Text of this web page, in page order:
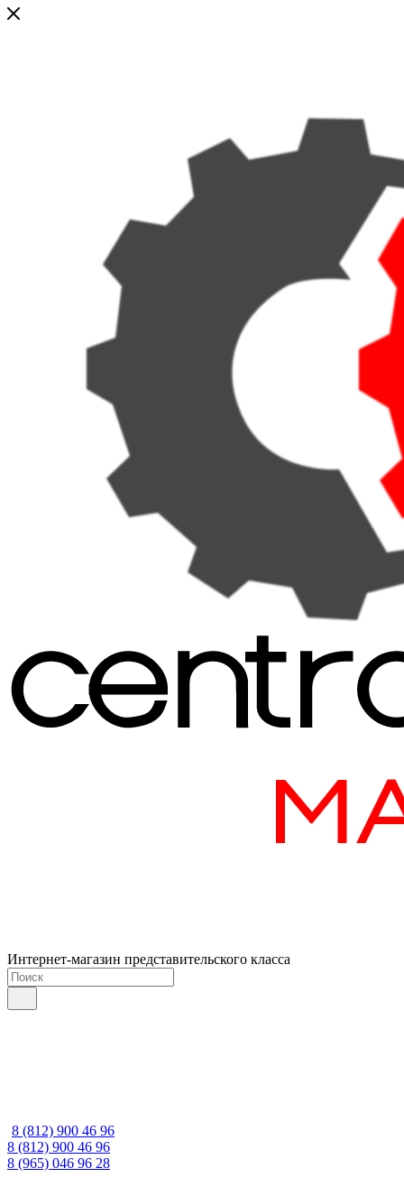
Интернет-магазин представительского класса
8 (812) 900 46 96
8 (812) 900 46 96
8 (965) 046 96 28